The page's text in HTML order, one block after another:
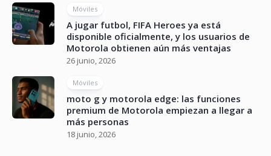
Móviles
A jugar futbol, FIFA Heroes ya está
disponible oficialmente, y los usuarios de
Motorola obtienen aún más ventajas
26 junio, 2026
Móviles
moto g y motorola edge: las funciones
premium de Motorola empiezan a llegar a
más personas
18 junio, 2026